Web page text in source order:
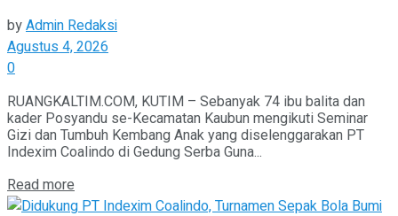
byAdmin Redaksi
Agustus 4, 2026
0
RUANGKALTIM.COM, KUTIM – Sebanyak 74 ibu balita dan
kader Posyandu se-Kecamatan Kaubun mengikuti Seminar
Gizi dan Tumbuh Kembang Anak yang diselenggarakan PT
Indexim Coalindo di Gedung Serba Guna...
Read more